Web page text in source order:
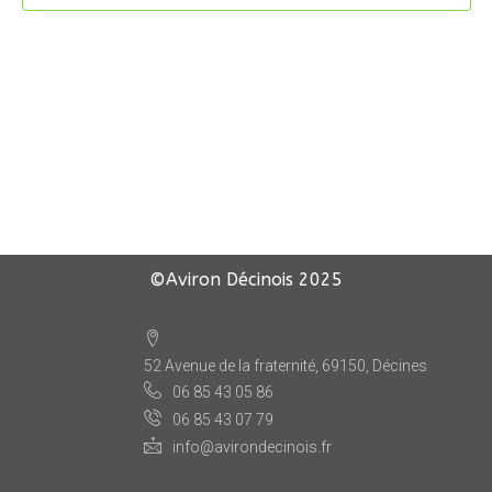
©Aviron Décinois 2025
52 Avenue de la fraternité, 69150, Décines
06 85 43 05 86
06 85 43 07 79
info@avirondecinois.fr